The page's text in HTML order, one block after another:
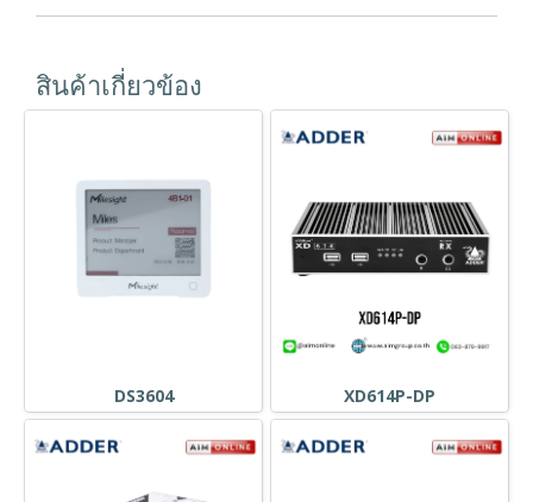
สินค้าเกี่ยวข้อง
DS3604 XD614P-DP